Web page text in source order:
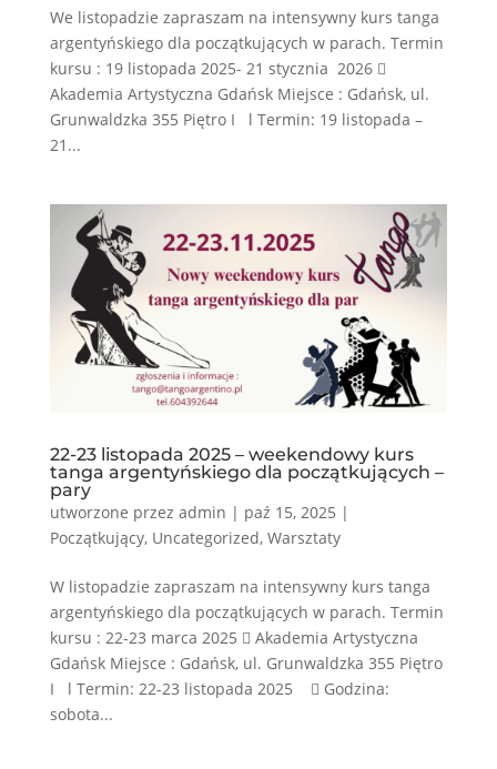
We listopadzie zapraszam na intensywny kurs tanga
argentyńskiego dla początkujących w parach. Termin
kursu : 19 listopada 2025- 21 stycznia 2026 
Akademia Artystyczna Gdańsk Miejsce : Gdańsk, ul.
Grunwaldzka 355 Piętro I l Termin: 19 listopada –
21...
22-23 listopada 2025 – weekendowy kurs
tanga argentyńskiego dla początkujących –
pary
utworzone przez admin | paź 15, 2025 |
Początkujący, Uncategorized, Warsztaty
W listopadzie zapraszam na intensywny kurs tanga
argentyńskiego dla początkujących w parach. Termin
kursu : 22-23 marca 2025  Akademia Artystyczna
Gdańsk Miejsce : Gdańsk, ul. Grunwaldzka 355 Piętro
I l Termin: 22-23 listopada 2025  Godzina:
sobota...